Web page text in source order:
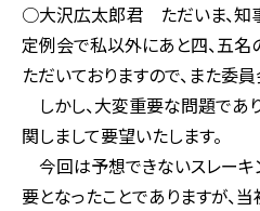
○大沢広太郎君 ただいま、知事
定例会で私以外にあと四、五名
ただいておりますので、また委
しかし、大変重要な問題であ
関しまして要望いたします。
今回は予想できないスレーキ
要となったことでありますが